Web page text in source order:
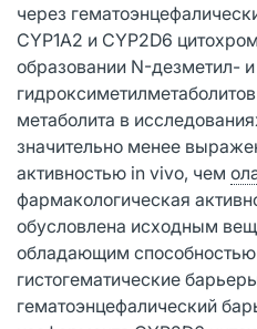
через
CYP1A2 и CYP2D6
образовании N-дезметил-
метаболита в
значительно менее
активностью in vivo, чем
фармакологическая
обусловлена исходным
обладающим способностью
гистогематические
гематоэнцефалический